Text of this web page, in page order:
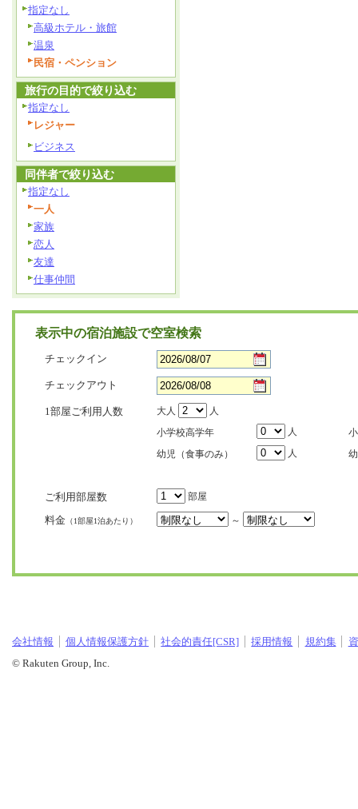
指定なし
高級ホテル・旅館
温泉
民宿・ペンション
旅行の目的で絞り込む
指定なし
レジャー
ビジネス
同伴者で絞り込む
指定なし
一人
家族
恋人
友達
仕事仲間
表示中の宿泊施設で空室検索
チェックイン
チェックアウト
1部屋ご利用人数 大人
人
小学校高学年
人
幼児（食事のみ）
人
ご利用部屋数 部屋
料金 （1部屋1泊あたり） ～
会社情報 個人情報保護方針 社会的責任[CSR] 採用情報 規約集
© Rakuten Group, Inc.